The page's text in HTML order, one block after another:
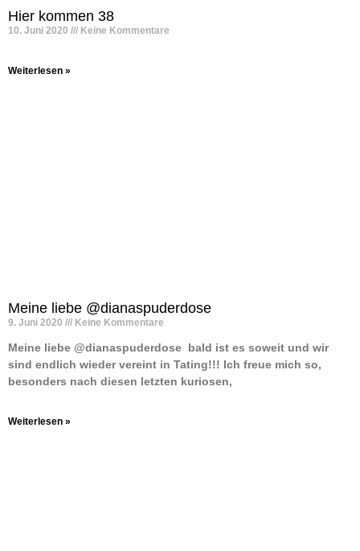
Hier kommen 38
10. Juni 2020 Keine Kommentare
Weiterlesen »
Meine liebe @dianaspuderdose
9. Juni 2020 Keine Kommentare
Meine liebe @dianaspuderdose ️ bald ist es soweit und wir
sind endlich wieder vereint in Tating!!! Ich freue mich so,
besonders nach diesen letzten kuriosen,
Weiterlesen »